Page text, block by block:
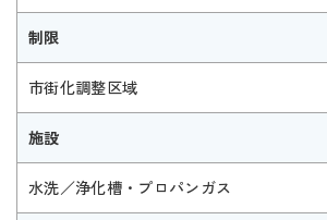
制限
市街化調整区域
施設
水洗／浄化槽・プロパンガス